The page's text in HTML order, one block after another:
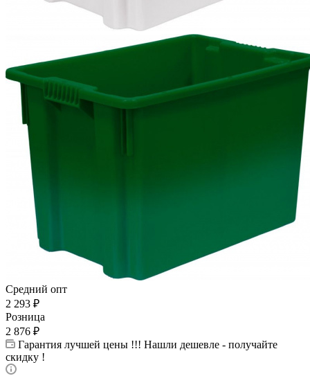
Средний опт
2 293 ₽
Розница
2 876 ₽
Гарантия лучшей цены !!! Нашли дешевле - получайте
скидку !